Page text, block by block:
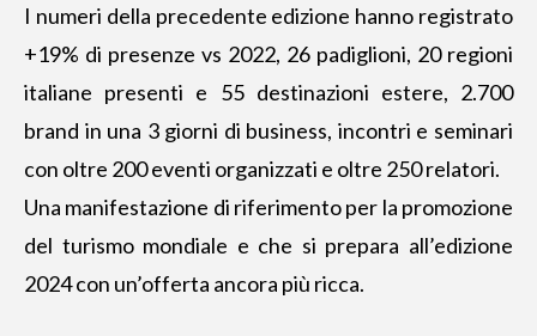
I numeri della precedente edizione hanno registrato
+19% di presenze vs 2022, 26 padiglioni, 20 regioni
italiane presenti e 55 destinazioni estere, 2.700
brand in una 3 giorni di business, incontri e seminari
con oltre 200 eventi organizzati e oltre 250 relatori.
Una manifestazione di riferimento per la promozione
del turismo mondiale e che si prepara all’edizione
2024 con un’offerta ancora più ricca.